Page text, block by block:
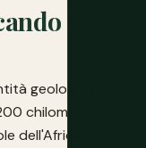
geologica e
chilometri
dell'Africa,